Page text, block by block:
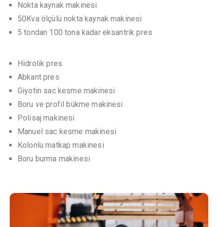
Nokta kaynak makinesi
50Kva ölçülü nokta kaynak makinesi
5 tondan 100 tona kadar eksantrik pres
Hidrolik pres
Abkant pres
Giyotin sac kesme makinesi
Boru ve profil bükme makinesi
Polisaj makinesi
Manuel sac kesme makinesi
Kolonlu matkap makinesi
Boru burma makinesi